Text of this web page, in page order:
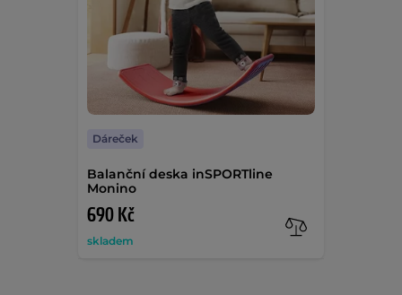
Balanční deska inSPORTline
Monino
690 Kč
skladem
Dáreček